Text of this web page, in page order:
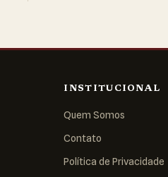
INSTITUCIONAL
Quem Somos
Contato
Política de Privacidade